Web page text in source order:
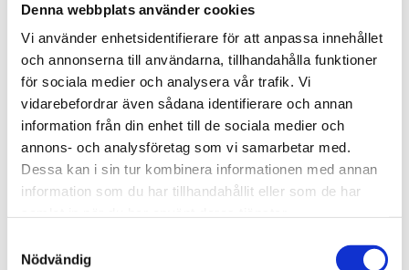
Denna webbplats använder cookies
Vi använder enhetsidentifierare för att anpassa innehållet
och annonserna till användarna, tillhandahålla funktioner
för sociala medier och analysera vår trafik. Vi
vidarebefordrar även sådana identifierare och annan
information från din enhet till de sociala medier och
annons- och analysföretag som vi samarbetar med.
Dessa kan i sin tur kombinera informationen med annan
information som du har tillhandahållit eller som de har
Nödvändig
Marian Bergroth,
projektledare Våra röster ska
höras
Om lokalen
av dig om du behöver ledsagning på plats.